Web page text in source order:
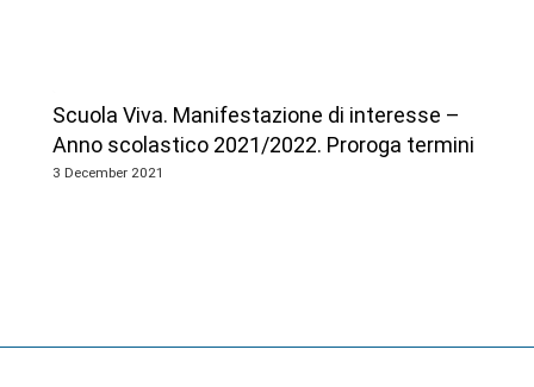
Scuola Viva. Manifestazione di interesse –
Anno scolastico 2021/2022. Proroga termini
3 December 2021